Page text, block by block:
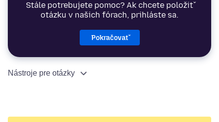
Stále potrebujete pomoc? Ak chcete položiť
otázku v našich fórach, prihláste sa.
Pokračovať
Nástroje pre otázky